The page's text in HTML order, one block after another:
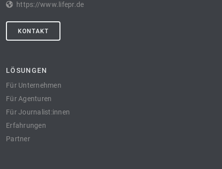
https://www.lifepr.de
KONTAKT
LÖSUNGEN
Für Unternehmen
Für Agenturen
Für Journalist:innen
Erfahrungen
Partner